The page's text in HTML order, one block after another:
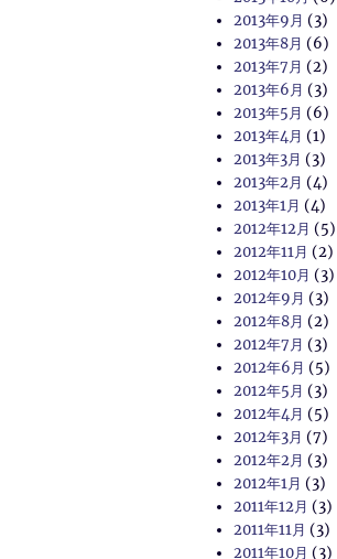
2013年9月 (3)
2013年8月 (6)
2013年7月 (2)
2013年6月 (3)
2013年5月 (6)
2013年4月 (1)
2013年3月 (3)
2013年2月 (4)
2013年1月 (4)
2012年12月 (5)
2012年11月 (2)
2012年10月 (3)
2012年9月 (3)
2012年8月 (2)
2012年7月 (3)
2012年6月 (5)
2012年5月 (3)
2012年4月 (5)
2012年3月 (7)
2012年2月 (3)
2012年1月 (3)
2011年12月 (3)
2011年11月 (3)
2011年10月 (3)